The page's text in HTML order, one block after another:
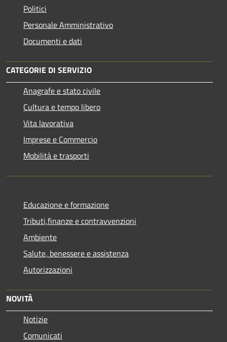
Politici
Personale Amministrativo
Documenti e dati
CATEGORIE DI SERVIZIO
Anagrafe e stato civile
Cultura e tempo libero
Vita lavorativa
Imprese e Commercio
Mobilità e trasporti
Educazione e formazione
Tributi,finanze e contravvenzioni
Ambiente
Salute, benessere e assistenza
Autorizzazioni
NOVITÀ
Notizie
Comunicati